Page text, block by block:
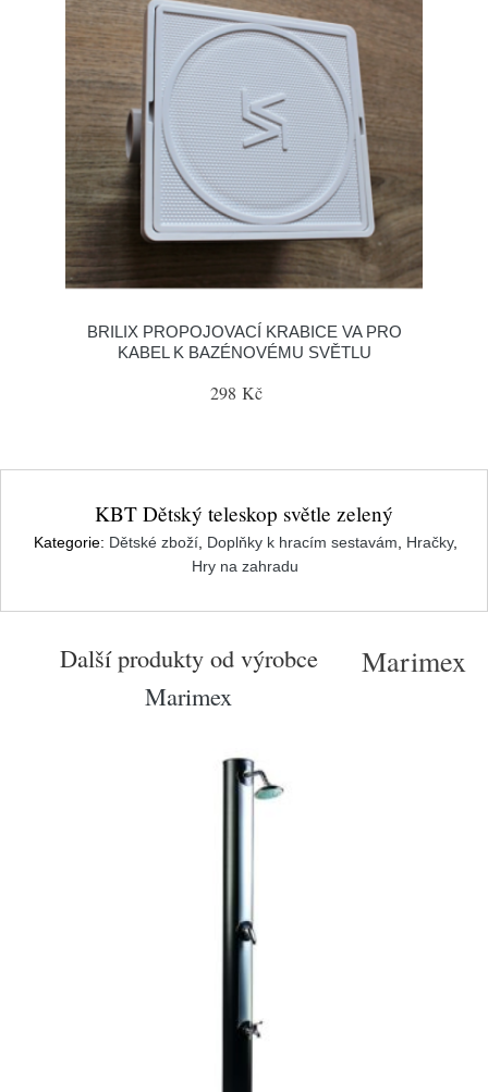
BRILIX PROPOJOVACÍ KRABICE VA PRO
KABEL K BAZÉNOVÉMU SVĚTLU
298 Kč
KBT Dětský teleskop světle zelený
Kategorie: Dětské zboží, Doplňky k hracím sestavám Hračky,
Hry na zahradu
Další produkty od výrobce
Marimex
Marimex